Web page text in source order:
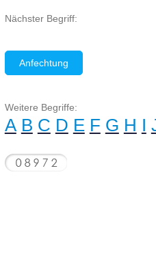
Nächster Begriff:
Anfechtung
Weitere Begriffe:
A B C D E F G H I